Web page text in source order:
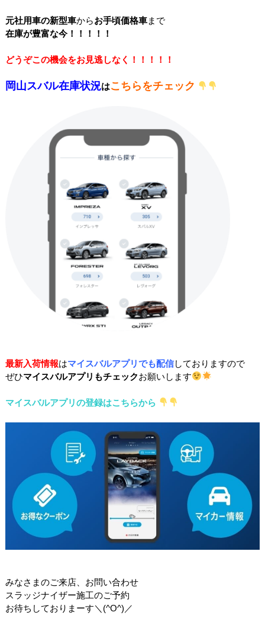
元社用車の新型車からお手頃価格車まで
在庫が豊富な今！！！！！
どうぞこの機会をお見逃しなく！！！！！
岡山スバル在庫状況はこちらをチェック
最新入荷情報はマイスバルアプリでも配信しておりますので
ぜひマイスバルアプリもチェックお願いします
マイスバルアプリの登録はこちらから
みなさまのご来店、お問い合わせ
スラッジナイザー施工のご予約
お待ちしておりまーす＼(^O^)／